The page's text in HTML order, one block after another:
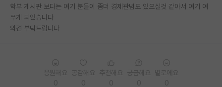
장학금/장학생 게시판
학술 정보 게시판
학부 게시판 보다는 여기 분들이 좀더 경제관념도 있으실것 같아서 여기 여
쭈게 되었습니다
의견 부탁드립니다